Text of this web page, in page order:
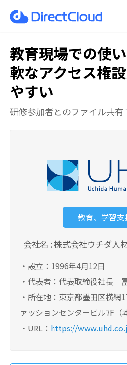
のクラウド移行 フ
Business 料金プラン
ント情報
あるご質問
教育現場での使
軟なアクセス権
やすい
研修参加者とのファイル共有
教育、学習支
会社名 : 株式会社ウチダ人
・設立：1996年4月12日
・代表者：代表取締役社長
・所在地：東京都墨田区横
ァッションセンタービル7F（
・URL： https://